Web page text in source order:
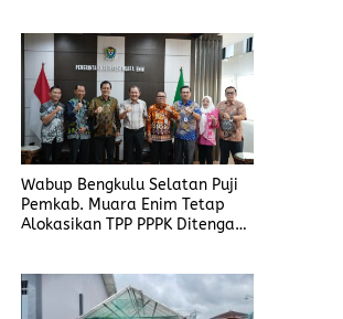
Wabup Bengkulu Selatan Puji
Pemkab. Muara Enim Tetap
Alokasikan TPP PPPK Ditengah